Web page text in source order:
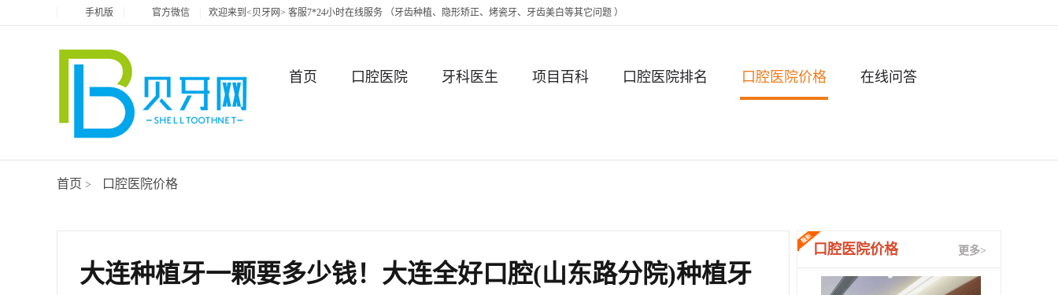
手机版 官方微信 欢迎来到<贝牙网> 客服7*24小时在线服务 （牙齿种植、隐形矫正、烤瓷牙、牙齿美白等其它问题 ）
首页 口腔医院 牙科医生 项目百科 口腔医院排名 口腔医院价格 在线问答
首页 > 口腔医院价格
大连种植牙一颗要多少钱！大连全好口腔(山东路分院)种植牙
口腔医院价格 更多>